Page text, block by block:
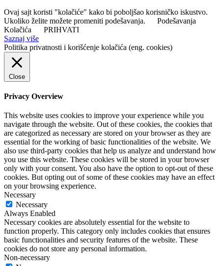
Ovaj sajt koristi "kolačiće" kako bi poboljšao korisničko iskustvo.
Ukoliko želite možete promeniti podešavanja.
Podešavanja
Kolačića
PRIHVATI
Saznaj više
Politika privatnosti i korišćenje kolačića (eng. cookies)
Close
Privacy Overview
This website uses cookies to improve your experience while you
navigate through the website. Out of these cookies, the cookies that
are categorized as necessary are stored on your browser as they are
essential for the working of basic functionalities of the website. We
also use third-party cookies that help us analyze and understand how
you use this website. These cookies will be stored in your browser
only with your consent. You also have the option to opt-out of these
cookies. But opting out of some of these cookies may have an effect
on your browsing experience.
Necessary
Necessary
Always Enabled
Necessary cookies are absolutely essential for the website to
function properly. This category only includes cookies that ensures
basic functionalities and security features of the website. These
cookies do not store any personal information.
Non-necessary